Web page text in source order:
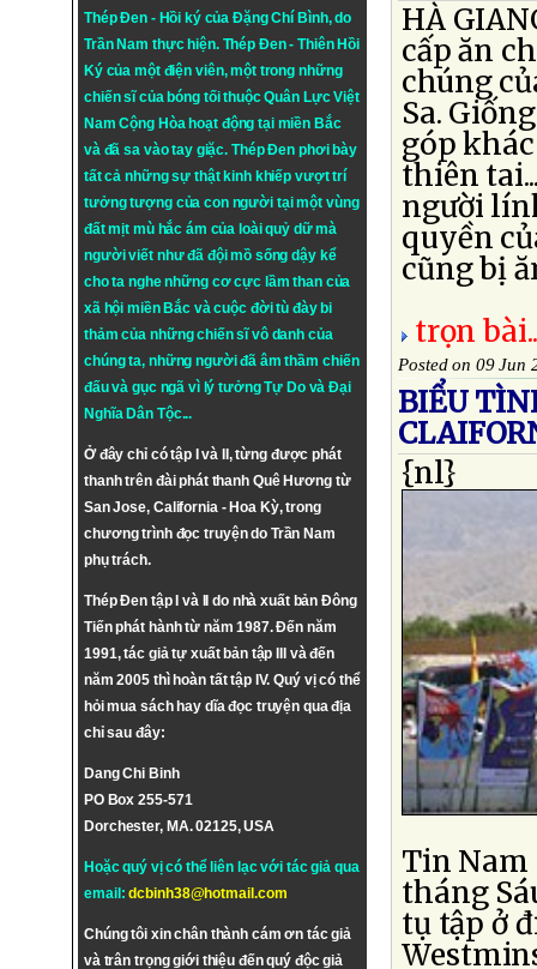
Thép Đen - Hồi ký của Đặng Chí Bình, do
Trần Nam thực hiện. Thép Đen- Thiên Hồi
Ký của một điện viên, một trong những
chiến sĩ của bóng tối thuộc Quân Lực Việt
Nam Cộng Hòa hoạt động tại miền Bắc
và đã sa vào tay giặc. Thép Đen phơi bày
tất cả những sự thật kinh khiếp vượt trí
tưởng tượng của con người tại một vùng
đất mịt mù hắc ám của loài quỷ dữ mà
người viết như đã đội mồ sống dậy kể
cho ta nghe những cơ cực lầm than của
xã hội miền Bắc và cuộc đời tù đày bi
thảm của những chiến sĩ vô danh của
chúng ta, những người đã âm thầm chiến
đấu và gục ngã vì lý tưởngTự DovàĐại
Nghĩa Dân Tộc...
Ở đây chỉ có tập I và II, từng được phát
thanh trên đài phát thanh Quê Hương từ
San Jose, California - Hoa Kỳ, trong
chương trình đọc truyện do Trần Nam
phụ trách.
Thép Đen tập I và II do nhà xuất bản Đông
Tiến phát hành từ năm 1987. Đến năm
1991, tác giả tự xuất bản tập III và đến
năm 2005 thì hoàn tất tập IV. Quý vị có thể
hỏi mua sách hay dĩa đọc truyện qua địa
chỉ sau đây:
Dang Chi Binh
PO Box 255-571
Dorchester, MA. 02125, USA
Hoặc quý vị có thể liên lạc với tác giả qua
email:dcbinh38@hotmail.com
Chúng tôi xin chân thành cám ơn tác giả
và trân trọng giới thiệu đến quý độc giả
HÀ
cấp ăn
chúng
Sa.
góp
thiên
người
quyền
cũng bị
trọn
Posted on 09 Jun
BIỂU
{nl}
Tin Nam
tháng
tụ tập ở